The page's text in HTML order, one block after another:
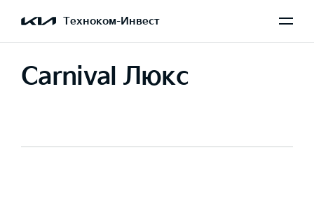
Техноком-Инвест
Carnival Люкс